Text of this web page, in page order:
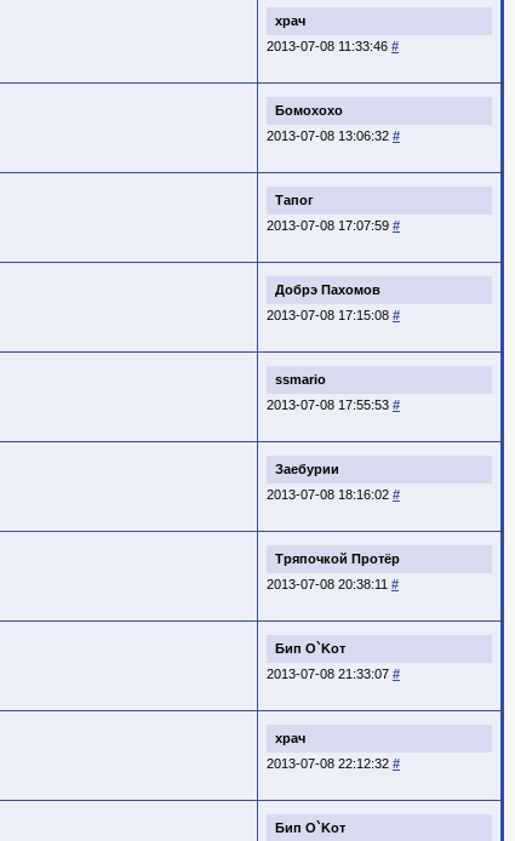
храч
2013-07-08 11:33:46 #
Бомохохо
2013-07-08 13:06:32 #
Тапог
2013-07-08 17:07:59 #
Добрэ Пахомов
2013-07-08 17:15:08 #
ssmario
2013-07-08 17:55:53 #
Заебурии
2013-07-08 18:16:02 #
Тряпочкой Протёр
2013-07-08 20:38:11 #
Бип O`Kот
2013-07-08 21:33:07 #
храч
2013-07-08 22:12:32 #
Бип O`Kот